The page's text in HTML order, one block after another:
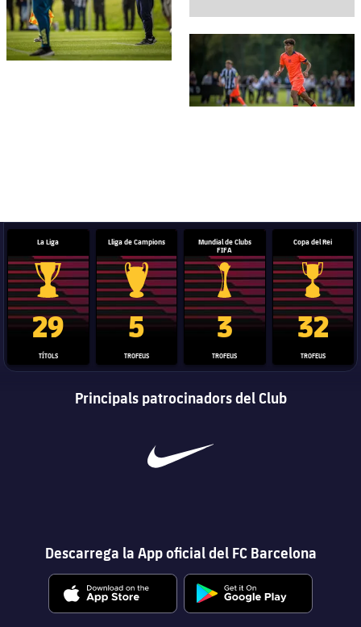
FC Barcelona club badge
La Liga
Trofeu de la Liga
29
TÍTOLS
Lliga de Campions
Trofeu de la Lliga de Campions
5
TROFEUS
Mundial de Clubs
FIFA
Trofeu del Mundial de Clubs
3
TROFEUS
Copa del Rei
Copa del
32
TROFEUS
Principals patrocinadors del Club
Descarrega la App oficial del FC Barcelona